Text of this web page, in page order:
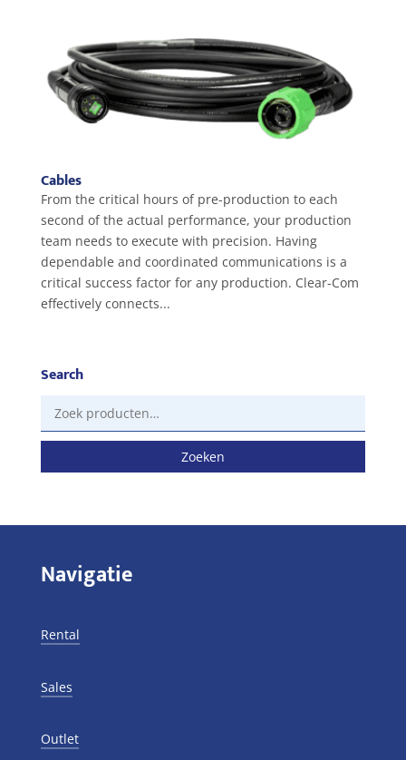
Cables
From the critical hours of pre-production to each
second of the actual performance, your production
team needs to execute with precision. Having
dependable and coordinated communications is a
critical success factor for any production. Clear-Com
effectively connects...
Search
naar:
Zoeken
Navigatie
Rental
Sales
Outlet